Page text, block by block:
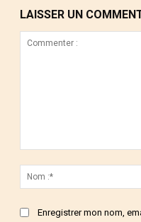
LAISSER UN
Enregistrer mon nom,